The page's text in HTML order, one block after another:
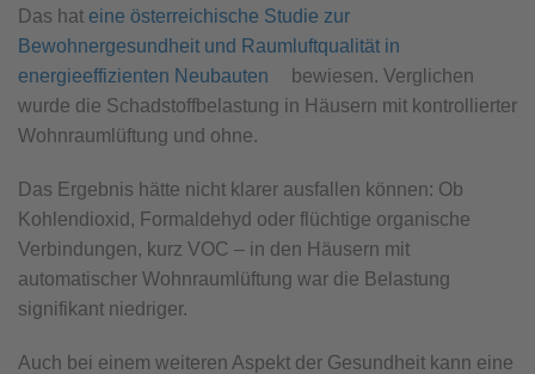
Das hat eine österreichische Studie zur
Bewohnergesundheit und Raumluftqualität in
energieeffizienten Neubauten
bewiesen. Verglichen
wurde die Schadstoffbelastung in Häusern mit kontrollierter
Wohnraumlüftung und ohne.
Das Ergebnis hätte nicht klarer ausfallen können: Ob
Kohlendioxid, Formaldehyd oder flüchtige organische
Verbindungen, kurz VOC – in den Häusern mit
automatischer Wohnraumlüftung war die Belastung
signifikant niedriger.
Auch bei einem weiteren Aspekt der Gesundheit kann eine